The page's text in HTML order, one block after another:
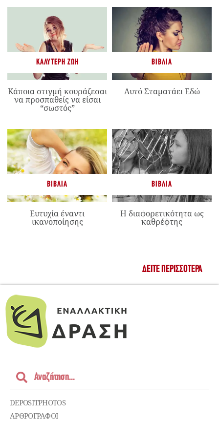
ΚΑΛΎΤΕΡΗ ΖΩΉ
Κάποια στιγμή κουράζεσαι
να προσπαθείς να είσαι
“σωστός”
ΒΙΒΛΊΑ
Αυτό Σταματάει Εδώ
ΒΙΒΛΊΑ
Ευτυχία έναντι
ικανοποίησης
ΒΙΒΛΊΑ
Η διαφορετικότητα ως
καθρέφτης
ΔΕΊΤΕ ΠΕΡΙΣΣΌΤΕΡΑ
DEPOSITPHOTOS
ΑΡΘΡΟΓΡΑΦΟΙ